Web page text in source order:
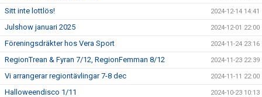
Sitt inte lottlös! 2024-12-14 14:41
Julshow januari 2025 2024-12-01 22:00
Föreningsdräkter hos Vera Sport 2024-11-24 23:16
RegionTrean & Fyran 7/12, RegionFemman 8/12 2024-11-23 22:39
Vi arrangerar regiontävlingar 7-8 dec 2024-11-11 22:00
Halloweendisco 1/11 2024-10-23 10:13